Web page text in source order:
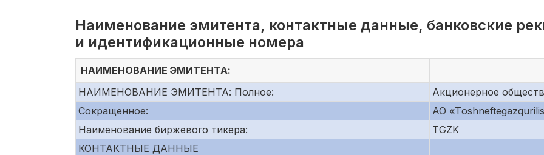
Наименование эмитента, контактные данные, банковские
и идентификационные номера
НАИМЕНОВАНИЕ ЭМИТЕНТА:
НАИМЕНОВАНИЕ ЭМИТЕНТА: Полное:
Акционерное
Сокращенное:
АО
Наименование биржевого тикера:
TGZK
КОНТАКТНЫЕ ДАННЫЕ